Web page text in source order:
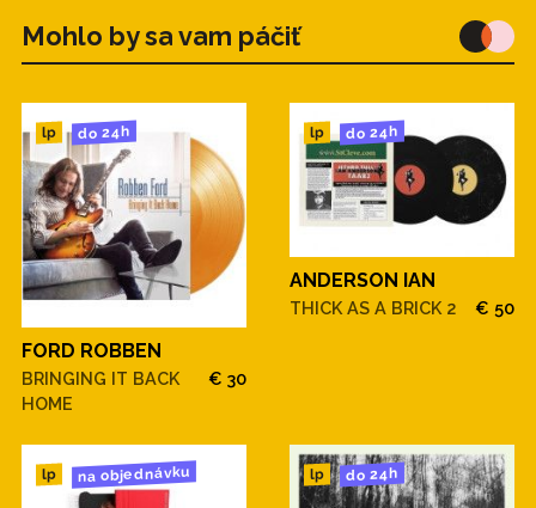
Mohlo by sa vam páčiť
lp do 24h
FORD ROBBEN
BRINGING IT BACK
HOME
€ 30
lp do 24h
ANDERSON IAN
THICK AS A BRICK 2 € 50
lp na objednávku lp do 24h